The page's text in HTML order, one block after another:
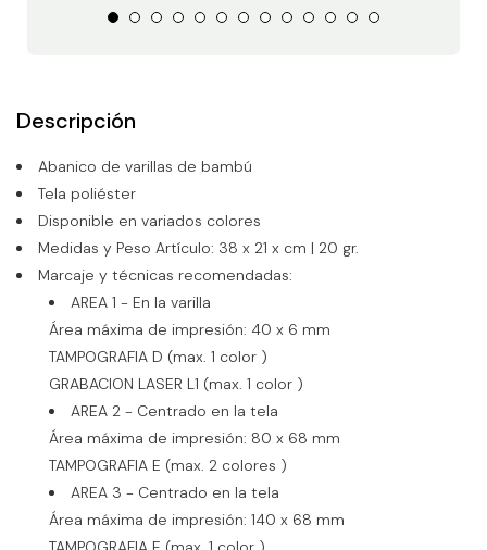
Descripción
Abanico de varillas de bambú
Tela poliéster
Disponible en variados colores
Medidas y Peso Artículo: 38 x 21 x cm | 20 gr.
Marcaje y técnicas recomendadas:
AREA 1 - En la varilla
Área máxima de impresión: 40 x 6 mm
TAMPOGRAFIA D (max. 1 color )
GRABACION LASER L1 (max. 1 color )
AREA 2 - Centrado en la tela
Área máxima de impresión: 80 x 68 mm
TAMPOGRAFIA E (max. 2 colores )
AREA 3 - Centrado en la tela
Área máxima de impresión: 140 x 68 mm